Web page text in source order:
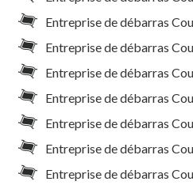
Entreprise de débarras
Entreprise de débarras
Entreprise de débarras
Entreprise de débarras
Entreprise de débarras
Entreprise de débarras
Entreprise de débarras